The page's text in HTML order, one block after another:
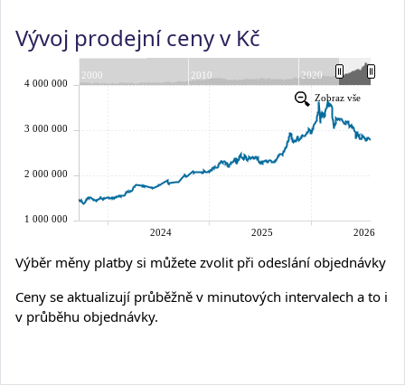
Vývoj prodejní ceny v Kč
Výběr měny platby si můžete zvolit při odeslání objednávky
Ceny se aktualizují průběžně v minutových intervalech a to i
v průběhu objednávky.